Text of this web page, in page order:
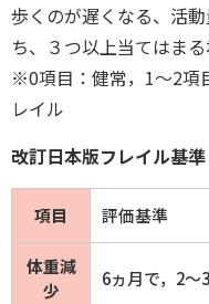
歩くのが遅くなる、活
ち、３つ以上当てはま
※0項目：健常，1～2項
レイル
改訂日本版フレイル基準
項目 評価基準
体重減
少
6ヵ月で，2